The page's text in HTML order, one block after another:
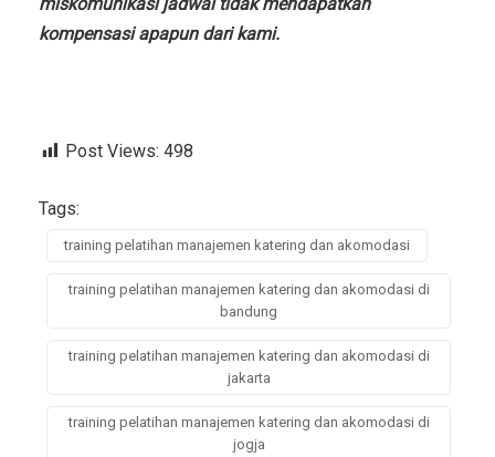
kompensasi apapun dari kami.
Post Views: 498
Tags:
training pelatihan manajemen katering dan akomodasi
training pelatihan manajemen katering dan akomodasi di
bandung
training pelatihan manajemen katering dan akomodasi di
jakarta
training pelatihan manajemen katering dan akomodasi di
jogja